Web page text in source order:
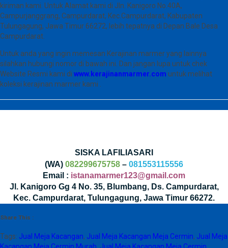
kiriman kami. Untuk Alamat kami di Jln. Kanigoro No.40A,
Campurjanggrang, Campurdarat, Kec.Campurdarat, Kabupaten
Tulungagung, Jawa Timur 66272, lebih tepatnya di Depan Bale Desa
Campurdarat.
Untuk anda yang ingin memesan Kerajinan marmer yang lainnya
silahkan hubungi nomor di bawah ini. Dan jangan lupa untuk chek
Website Resmi kami di www.kerajinanmarmer.com untuk melihat
koleksi kerajinan marmer kami .
SISKA LAFILIASARI
(WA) 082299675758 – 081553115556
Email : istanamarmer123@gmail.com
Jl. Kanigoro Gg 4 No. 35, Blumbang, Ds. Campurdarat,
Kec. Campurdarat, Tulungagung, Jawa Timur 66272.
Share This :
Tags: Jual Meja Kacangan, Jual Meja Kacangan Meja Cermin, Jual Meja